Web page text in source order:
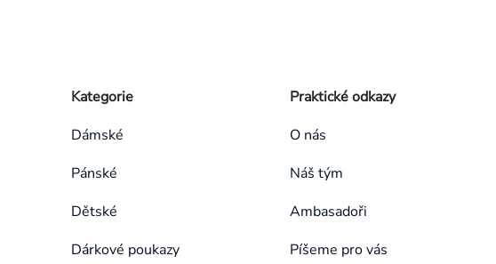
kategorie
Kategorie
Dámské
Pánské
Dětské
Dárkové poukazy
Praktické odkazy
O nás
Náš tým
Ambasadoři
Píšeme pro vás